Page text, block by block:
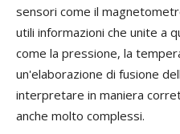
sensori come il
utili informazioni che unite a
come la pressione, la
un'elaborazione di fusione
interpretare in maniera
anche molto complessi.